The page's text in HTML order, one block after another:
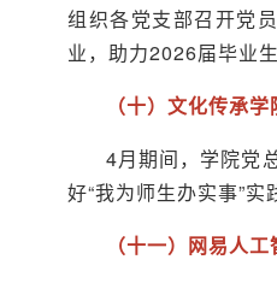
组织各党支部召开党
业，助力2026届毕业
（十）文化传承
4月期间，学院党
好“我为师生办实事”
（十一）网易人